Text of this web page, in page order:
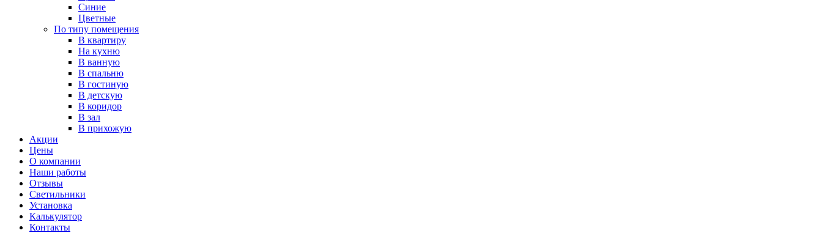
Синие
Цветные
По типу помещения
В квартиру
На кухню
В ванную
В спальню
В гостиную
В детскую
В коридор
В зал
В прихожую
Акции
Цены
О компании
Наши работы
Отзывы
Светильники
Установка
Калькулятор
Контакты